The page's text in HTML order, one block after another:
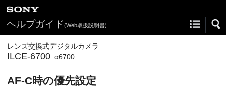
ヘルプガイド(Web取扱説明書)
レンズ交換式デジタルカメラ
ILCE-6700 α6700
AF-C時の優先設定